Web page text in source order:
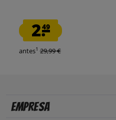
2.49
antes1 29,99 €
Empresa